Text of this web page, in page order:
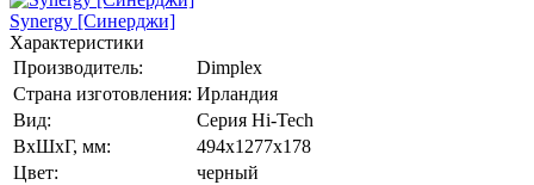
Synergy [Синерджи]
Характеристики
Производитель:
Dimplex
Страна изготовления: Ирландия
Вид:
Серия Hi-Tech
ВхШхГ, мм:
494х1277х178
Цвет:
черный